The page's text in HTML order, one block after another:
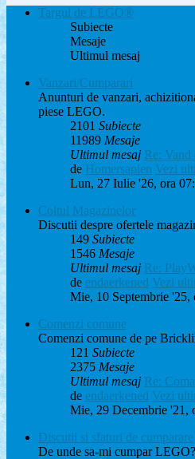
Targul de LEGO®
Subiecte
Mesaje
Ultimul mesaj
Vanzari/Cumparari
Anunturi de vanzari,
piese LEGO.
2101 Subiecte
11989 Mesaje
Ultimul mesaj Re: Vand
de Homersapien Vezi
Lun, 27 Iulie '26, ora
Coltul Magazinelor
Discutii despre ofertele
149 Subiecte
1546 Mesaje
Ultimul mesaj Re:
de endaerkened Vezi
Mie, 10 Septembrie '25,
Comenzi comune
Comenzi comune de pe
121 Subiecte
2375 Mesaje
Ultimul mesaj Re:
de endaerkened Vezi
Mie, 29 Decembrie '21,
Discutii si sfaturi de cumparare
De unde sa-mi cumpar